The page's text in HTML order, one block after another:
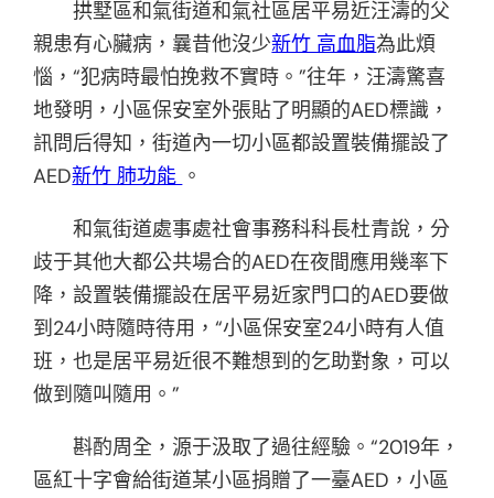
拱墅區和氣街道和氣社區居平易近汪濤的父
親患有心臟病，曩昔他沒少新竹 高血脂為此煩
惱，“犯病時最怕挽救不實時。”往年，汪濤驚喜
地發明，小區保安室外張貼了明顯的AED標識，
訊問后得知，街道內一切小區都設置裝備擺設了
AED新竹 肺功能 。
和氣街道處事處社會事務科科長杜青說，分
歧于其他大都公共場合的AED在夜間應用幾率下
降，設置裝備擺設在居平易近家門口的AED要做
到24小時隨時待用，“小區保安室24小時有人值
班，也是居平易近很不難想到的乞助對象，可以
做到隨叫隨用。”
斟酌周全，源于汲取了過往經驗。“2019年，
區紅十字會給街道某小區捐贈了一臺AED，小區